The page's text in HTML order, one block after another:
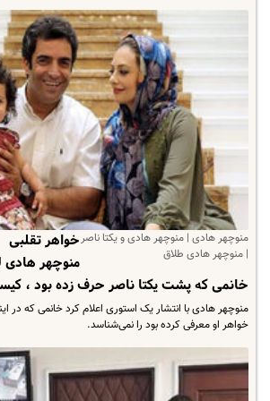
منوچهر هادی | منوچهر هادی و یکتا ناصر
| منوچهر هادی طلاق
خواهر تقلبی
منوچهر هادی
خانمی که پشت یکتا ناصر حرف زده بود ،
منوچهر هادی با انتشار یک استوری اعلام کرد خانمی که در
خواهر او معرفی کرده بود را نمی‌شناسد.